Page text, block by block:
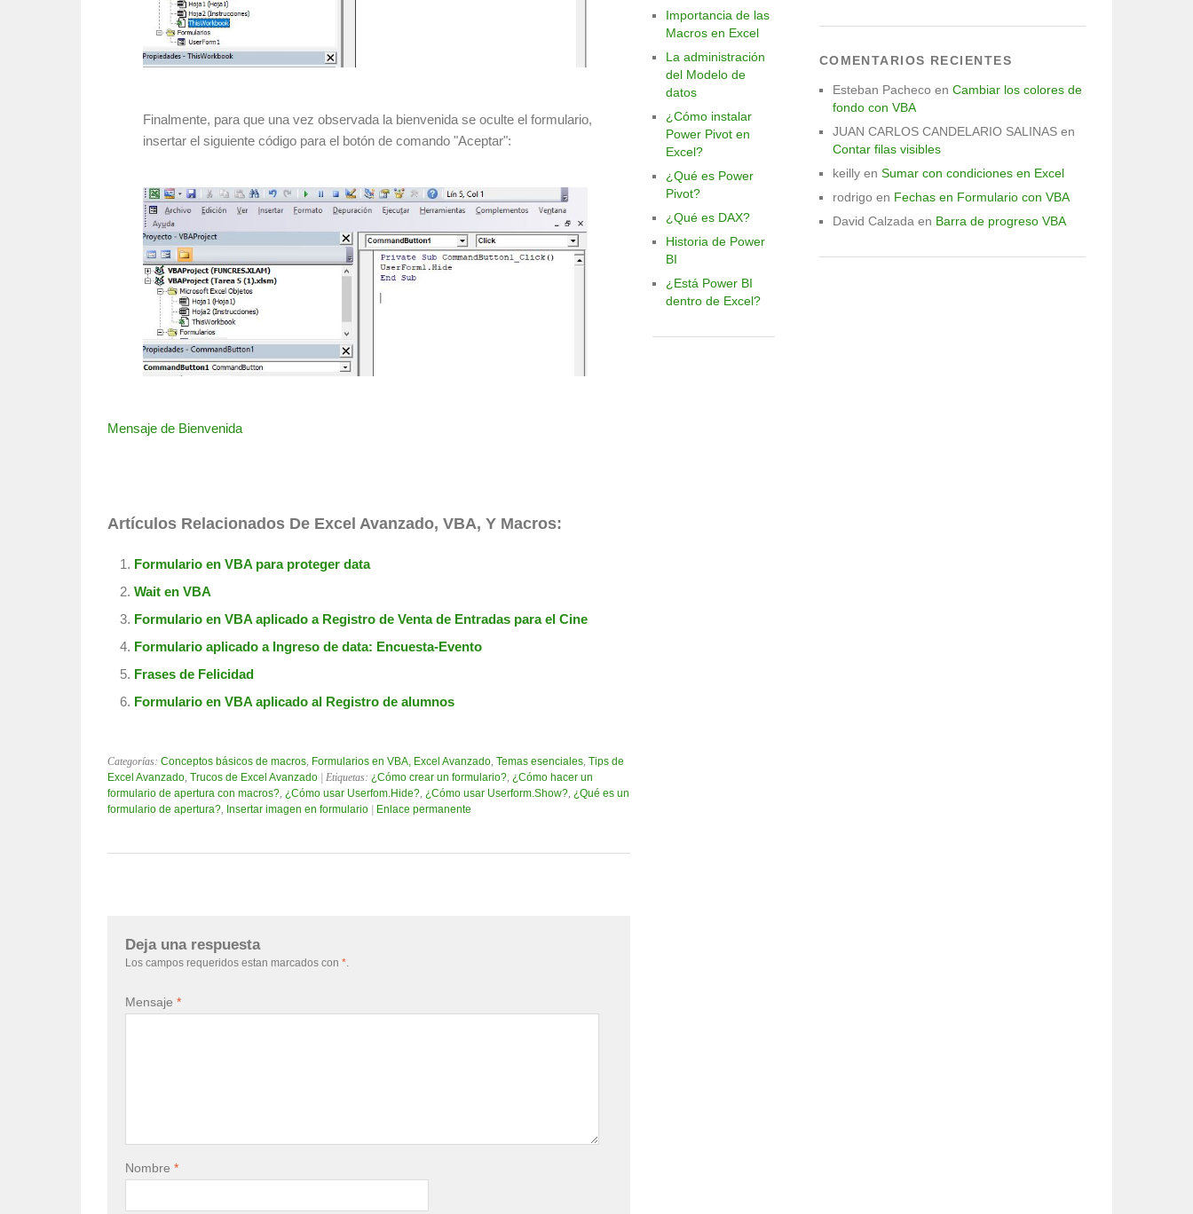
Finalmente, para que una vez observada la bienvenida se oculte el formulario,
insertar el siguiente código para el botón de comando "Aceptar":
Mensaje de Bienvenida
Artículos Relacionados De Excel Avanzado, VBA, Y Macros:
Formulario en VBA para proteger data
Wait en VBA
Formulario en VBA aplicado a Registro de Venta de Entradas para el Cine
Formulario aplicado a Ingreso de data: Encuesta-Evento
Frases de Felicidad
Formulario en VBA aplicado al Registro de alumnos
Categorías: Conceptos básicos de macros, Formularios en VBA, Excel Avanzado, Temas esenciales, Tips de
Excel Avanzado, Trucos de Excel Avanzado | Etiquetas: ¿Cómo crear un formulario?, ¿Cómo hacer un
formulario de apertura con macros?, ¿Cómo usar Userfom.Hide?, ¿Cómo usar Userform.Show?, ¿Qué es un
formulario de apertura?, Insertar imagen en formulario | Enlace permanente
Deja una respuesta
Los campos requeridos estan marcados con *
Mensaje *
Nombre *
Importancia de las
Macros en Excel
La administración
del Modelo de
datos
¿Cómo instalar
Power Pivot en
Excel?
¿Qué es Power
Pivot?
¿Qué es DAX?
Historia de Power
BI
¿Está Power BI
dentro de Excel?
COMENTARIOS RECIENTES
Esteban Pacheco en Cambiar los colores de
fondo con VBA
JUAN CARLOS CANDELARIO SALINASen
Contar filas visibles
keillyen Sumar con condiciones en Excel
rodrigo en Fechas en Formulario con VBA
David Calzada en Barra de progreso VBA